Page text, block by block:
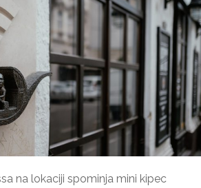
na lokaciji spominja mini kipec